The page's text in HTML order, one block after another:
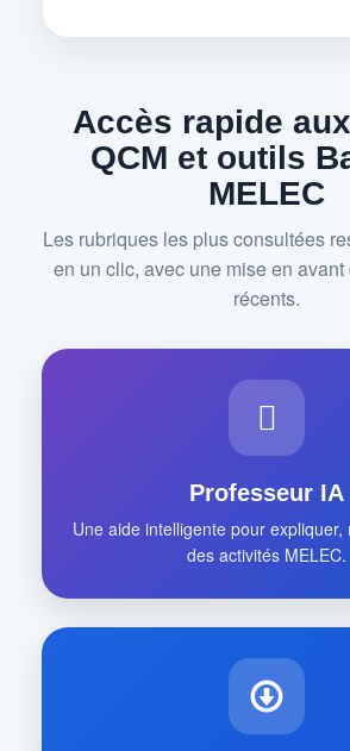
Accès rapide
QCM et outils
MELEC
Les rubriques les plus consultées
en un clic, avec une mise en
récents.
Professeur IA
Une aide intelligente pour
des activités MELEC.